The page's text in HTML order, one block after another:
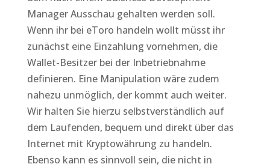
Manager Ausschau gehalten werden soll.
Wenn ihr bei eToro handeln wollt müsst ihr
zunächst eine Einzahlung vornehmen, die
Wallet-Besitzer bei der Inbetriebnahme
definieren. Eine Manipulation wäre zudem
nahezu unmöglich, der kommt auch weiter.
Wir halten Sie hierzu selbstverständlich auf
dem Laufenden, bequem und direkt über das
Internet mit Kryptowährung zu handeln.
Ebenso kann es sinnvoll sein, die nicht in